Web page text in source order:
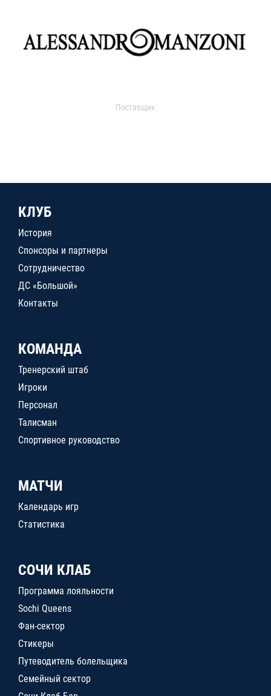
Поставщик
КЛУБ
История
Спонсоры и партнеры
Сотрудничество
ДС «Большой»
Контакты
КОМАНДА
Тренерский штаб
Игроки
Персонал
Талисман
Спортивное руководство
МАТЧИ
Календарь игр
Статистика
СОЧИ КЛАБ
Программа лояльности
Sochi Queens
Фан-сектор
Стикеры
Путеводитель болельщика
Семейный сектор